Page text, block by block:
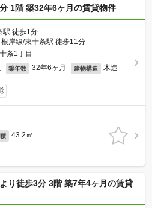
1階 築32年6ヶ月の賃貸物件
駅 徒歩1分
岸線/東十条駅 徒歩11分
条1丁目
築年数 32年6ヶ月 建物構造 木造
43.2㎡
り徒歩3分 3階 築7年4ヶ月の賃貸